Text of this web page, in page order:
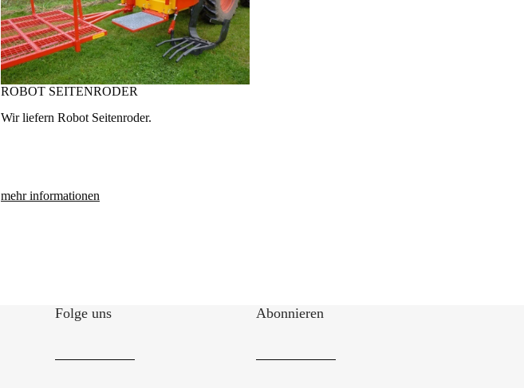
ROBOT SEITENRODER
Wir liefern Robot Seitenroder.
mehr informationen
Folge uns Abonnieren